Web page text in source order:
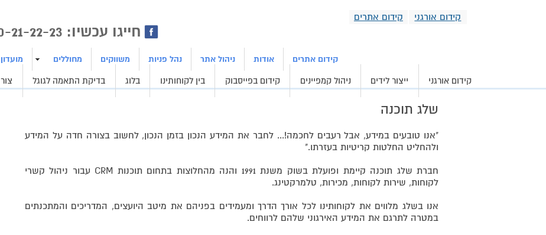
חייגו עכשיו: 1800-21-22-23
קידום אורגני קידום אתרים
קידום אורגני ייצור לידים ניהול קמפיינים קידום בפייסבוק בין לקוחותינו בלוג בדיקת התאמה לגוגל
קידום אתרים אודות ניהול אתר נהל פניות משווקים מחוללים
שלג תוכנה
"אנו טובעים במידע, אבל רעבים לחכמה!... לחבר את המידע הנכון בזמן הנכון, לחשוב בצורה חדה על המידע
ולהחליט החלטות קריטיות בעזרתו."
חברת שלג תוכנה קיימת ופועלת בשוק משנת 1991 והנה מהחלוצות בתחום תוכנות CRM עבור ניהול קשרי
לקוחות, שירות לקוחות, מכירות, טלמרקטינג.
אנו בשלג מלווים את לקוחותינו לכל אורך הדרך ומעמידים בפניהם את מיטב היועצים, המדריכים והמתכנתים
במטרה לתרגם את המידע האירגוני שלהם לרווחים.